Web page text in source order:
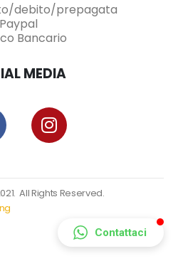
debito/prepagata
Paypal
Bancario
MEDIA
All Rights Reserved.
Contattaci